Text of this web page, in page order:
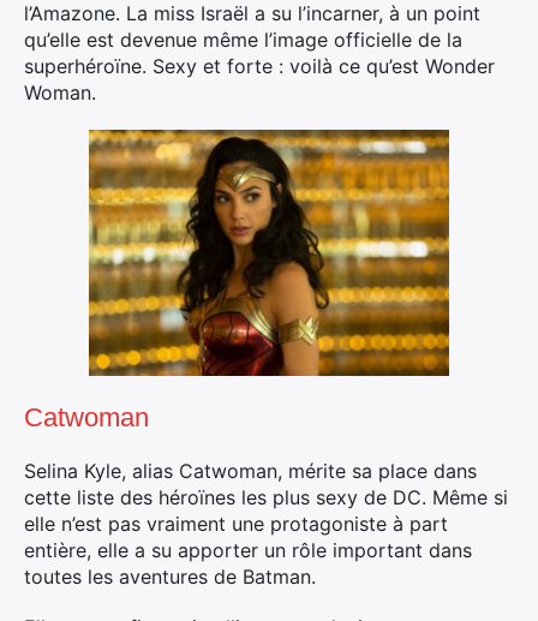
l’Amazone. La miss Israël a su l’incarner, à un point
qu’elle est devenue même l’image officielle de la
superhéroïne. Sexy et forte : voilà ce qu’est Wonder
Woman.
Catwoman
Selina Kyle, alias Catwoman, mérite sa place dans
cette liste des héroïnes les plus sexy de DC. Même si
elle n’est pas vraiment une protagoniste à part
entière, elle a su apporter un rôle important dans
toutes les aventures de Batman.